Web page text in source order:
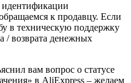
идентификации
к продавцу. Если
в техническую поддержку
/ возврата денежных
вам вопрос о статусе
в AliExpress – желаем